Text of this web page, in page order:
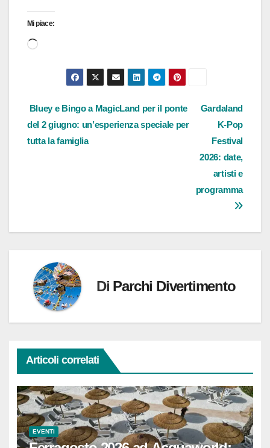
Mi piace:
Caricamento
Navigazione
articoli
Gardaland
K-Pop
Festival
2026: date,
artisti e
programma
Bluey e Bingo a MagicLand per il ponte
del 2 giugno: un’esperienza speciale per
tutta la famiglia
Di Parchi Divertimento
Articoli correlati
EVENTI